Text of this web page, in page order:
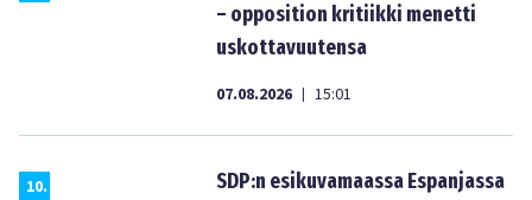
– opposition kritiikki menetti
uskottavuutensa
07.08.2026 | 15:01
10.
SDP:n esikuvamaassa Espanjassa